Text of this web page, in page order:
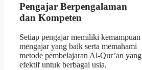
Pengajar Berpengalaman
dan Kompeten
Setiap pengajar memiliki kemampuan
mengajar yang baik serta memahami
metode pembelajaran Al-Qur’an yang
efektif untuk berbagai usia.